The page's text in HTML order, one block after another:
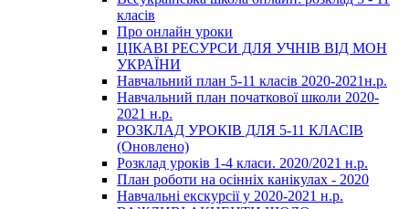
класів
Про онлайн уроки
ЦІКАВІ РЕСУРСИ ДЛЯ УЧНІВ ВІД МОН
УКРАЇНИ
Навчальний план 5-11 класів 2020-2021н.р.
Навчальний план початкової школи 2020-
2021 н.р.
РОЗКЛАД УРОКІВ ДЛЯ 5-11 КЛАСІВ
(Оновлено)
Розклад уроків 1-4 класи. 2020/2021 н.р.
План роботи на осінніх канікулах - 2020
Навчальні екскурсії у 2020-2021 н.р.